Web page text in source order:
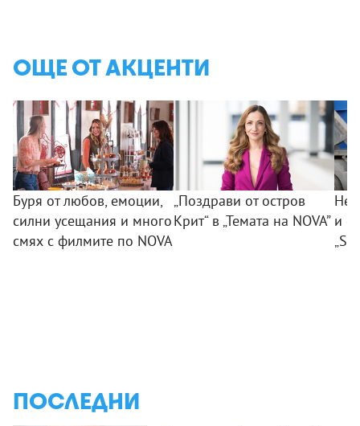
ОЩЕ ОТ АКЦЕНТИ
Буря от любов, емоции,
силни усещания и много
смях с филмите по NOVA
„Поздрави от остров
Крит“ в „Темата на NOVA” и
ПОСЛЕДНИ